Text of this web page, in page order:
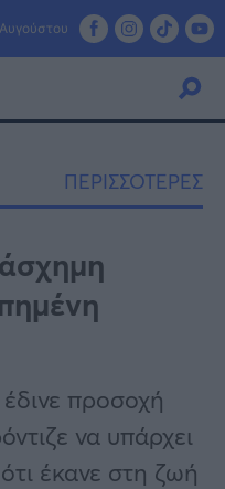
ΠΕΡΙΣΣΟΤΕΡΕΣ
προσοχή
να υπάρχει
έκανε στη ζωή